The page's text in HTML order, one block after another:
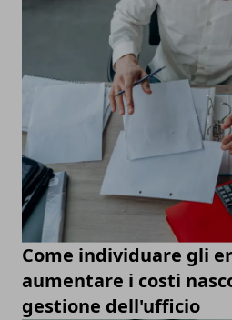
Come individuare gli
aumentare i costi
gestione dell'ufficio